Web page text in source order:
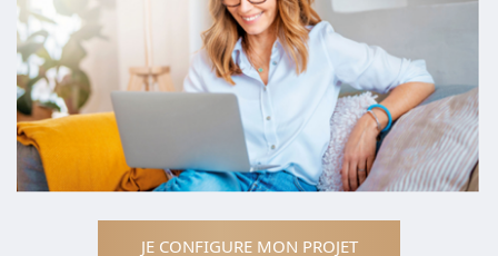
JE CONFIGURE MON PROJET